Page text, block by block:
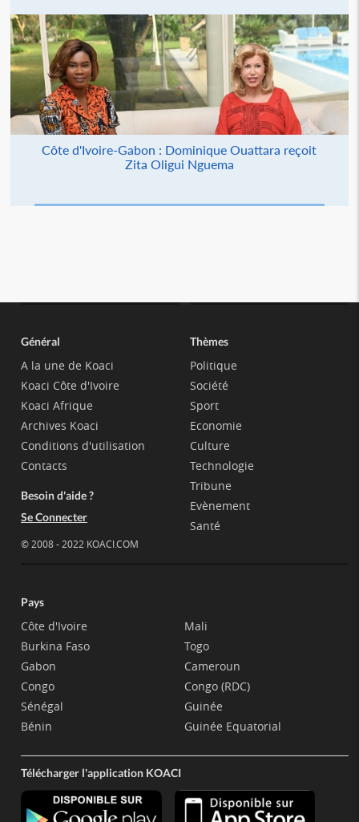
Côte d'Ivoire-Gabon : Dominique Ouattara reçoit
Zita Oligui Nguema
Général
A la une de Koaci
Koaci Côte d'Ivoire
Koaci Afrique
Archives Koaci
Conditions d'utilisation
Contacts
Besoin d'aide ?
Se Connecter
© 2008 - 2022 KOACI.COM
Thèmes
Politique
Société
Sport
Economie
Culture
Technologie
Tribune
Evènement
Santé
Pays
Côte d'Ivoire
Burkina Faso
Gabon
Congo
Sénégal
Bénin
Mali
Togo
Cameroun
Congo (RDC)
Guinée
Guinée Equatorial
Télécharger l'application KOACI